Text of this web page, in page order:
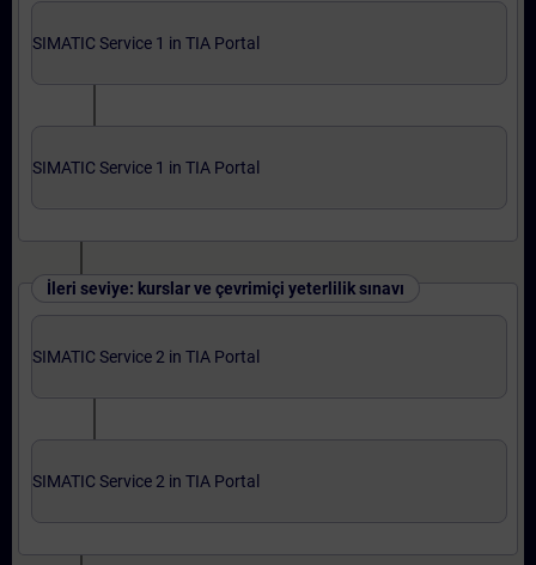
SIMATIC Service 1 in TIA Portal
SIMATIC Service 1 in TIA Portal
İleri seviye: kurslar ve çevrimiçi yeterlilik sınavı
SIMATIC Service 2 in TIA Portal
SIMATIC Service 2 in TIA Portal